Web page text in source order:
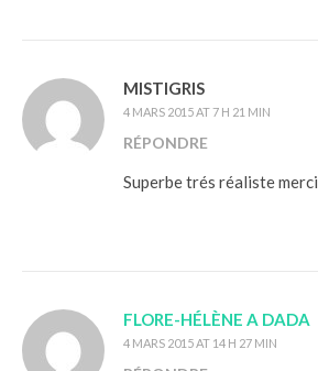
MISTIGRIS
4 MARS 2015 AT 7 H 21 MIN
RÉPONDRE
Superbe trés réaliste merci
FLORE-HÉLÈNE A DADA
4 MARS 2015 AT 14 H 27 MIN